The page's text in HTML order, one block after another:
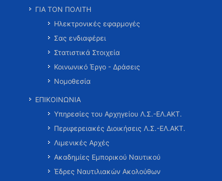
ΓΙΑ ΤΟΝ ΠΟΛΙΤΗ
Ηλεκτρονικές εφαρμογές
Σας ενδιαφέρει
Στατιστικά Στοιχεία
Κοινωνικό Έργο - Δράσεις
Νομοθεσία
ΕΠΙΚΟΙΝΩΝΙΑ
Υπηρεσίες του Αρχηγείου Λ.Σ.-ΕΛ.ΑΚΤ.
Περιφερειακές Διοικήσεις Λ.Σ.-ΕΛ.ΑΚΤ.
Λιμενικές Αρχές
Ακαδημίες Εμπορικού Ναυτικού
Έδρες Ναυτιλιακών Ακολούθων